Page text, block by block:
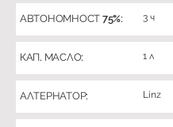
АВТОНОМНОСТ 75%: 3 ч
КАП. МАСЛО: 1 л
АЛТЕРНАТОР: Linz